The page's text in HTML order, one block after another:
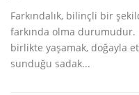
Farkındalık, bilinçli bir
farkında olma
birlikte yaşamak, doğayla
sunduğu sadak...